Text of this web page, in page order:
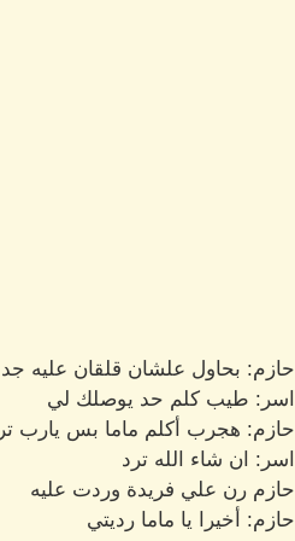
حازم: بحاول علشان قلقان عليه
اسر: طيب كلم حد يوصلك لي
حازم: هجرب أكلم ماما بس يارب
اسر: ان شاء الله ترد
حازم رن علي فريدة وردت عليه
حازم: أخيرا يا ماما رديتي